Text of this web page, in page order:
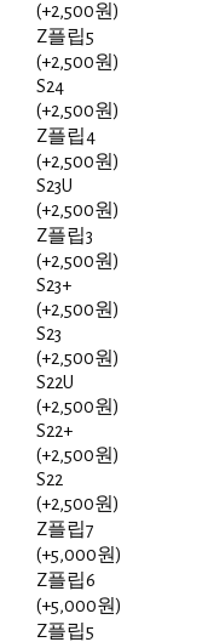
(+2,500원)
Z플립5
(+2,500원)
S24
(+2,500원)
Z플립4
(+2,500원)
S23U
(+2,500원)
Z플립3
(+2,500원)
S23+
(+2,500원)
S23
(+2,500원)
S22U
(+2,500원)
S22+
(+2,500원)
S22
(+2,500원)
Z플립7
(+5,000원)
Z플립6
(+5,000원)
Z플립5